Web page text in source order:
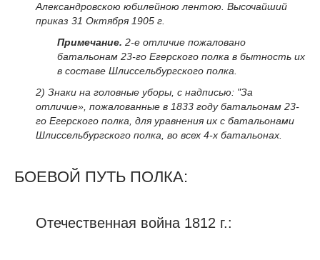
Александровскою юбилейною лентою. Высочайший
приказ 31 Октября 1905 г.
Примечание. 2-е отличие пожаловано
батальонам 23-го Егерского полка в бытность их
в составе Шлиссельбургского полка.
2) Знаки на головные уборы, с надписью: "За
отличие», пожалованные в 1833 году батальонам 23-
го Егерского полка, для уравнения их с батальонами
Шлиссельбургского полка, во всех 4-х батальонах.
БОЕВОЙ ПУТЬ ПОЛКА:
Отечественная война 1812 г.: